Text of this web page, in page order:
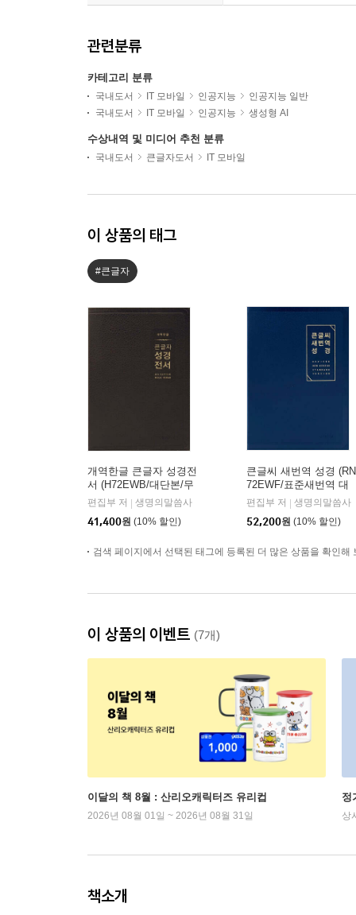
관련분류
카테고리 분류
국내도서 IT 모바일 인공지능
인공지능 일반
국내도서
IT 모바일 인공지능 생성형 AI
수상내역 및 미디어 추천 분류
국내도서 큰글자도서 IT 모바일
이 상품의 태그
#큰글자
개역한글 큰글자 성경전
서 (H72EWB/대단본/무
지퍼/PU/반달 색인/해설
없음/각주 없음/다크브
라운)
편집부 저
생명의말씀사
41,400원 (10% 할인)
큰글씨 새번역 성경 (RN
72EWF/표준새번역 대
단본/무지퍼/PU/반달 색
인/주석 없음/뉴다크네
이비)
편집부 저
생명의말씀사
52,200원 (10% 할인)
검색 페이지에서 선택된 태그에 등록된 더 많은 상품을 확인해
이 상품의 이벤트 (7개)
이달의 책 8월 : 산리오캐릭터즈 유리컵
2026년 08월 01일 ~ 2026년 08월 31일
정
상
책소개